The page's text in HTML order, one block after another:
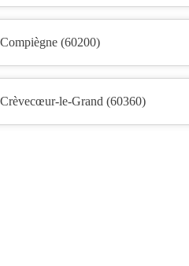
Compiègne (60200)
Crèvecœur-le-Grand (60360)